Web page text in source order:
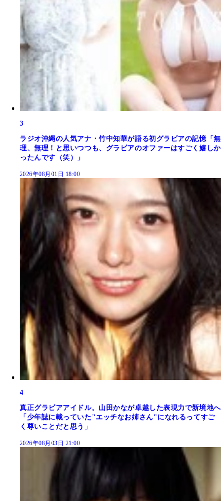
3
ラジオ沖縄の人気アナ・竹中知華が語る初グラビアの記憶「無
理、無理！と思いつつも、グラビアのオファーはすごく嬉しか
ったんです（笑）」
2026年08月01日 18:00
4
真正グラビアアイドル。山田かなが卓越した表現力で新境地へ
「少年誌に載っていた"エッチなお姉さん"になれるってすご
く尊いことだと思う」
2026年08月03日 21:00